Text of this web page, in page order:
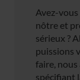
Avez-
nôtre et
sérieux ?
puissions
faire,
spécifiant